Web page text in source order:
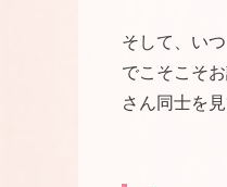
そして、い
でこそこそ
さん同士を